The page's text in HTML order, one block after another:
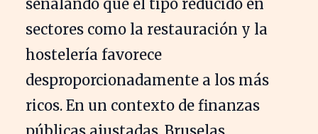
señalando que el tipo reducido en
sectores como la restauración y la
hostelería favorece
desproporcionadamente a los más
ricos. En un contexto de finanzas